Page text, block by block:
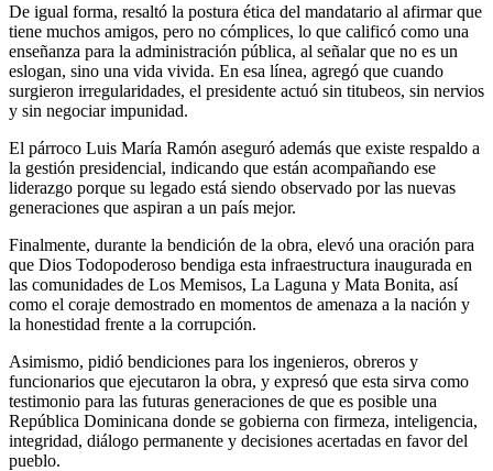
De igual forma, resaltó la postura ética del mandatario al afirmar que
tiene muchos amigos, pero no cómplices, lo que calificó como una
enseñanza para la administración pública, al señalar que no es un
eslogan, sino una vida vivida. En esa línea, agregó que cuando
surgieron irregularidades, el presidente actuó sin titubeos, sin nervios
y sin negociar impunidad.
El párroco Luis María Ramón aseguró además que existe respaldo a
la gestión presidencial, indicando que están acompañando ese
liderazgo porque su legado está siendo observado por las nuevas
generaciones que aspiran a un país mejor.
Finalmente, durante la bendición de la obra, elevó una oración para
que Dios Todopoderoso bendiga esta infraestructura inaugurada en
las comunidades de Los Memisos, La Laguna y Mata Bonita, así
como el coraje demostrado en momentos de amenaza a la nación y
la honestidad frente a la corrupción.
Asimismo, pidió bendiciones para los ingenieros, obreros y
funcionarios que ejecutaron la obra, y expresó que esta sirva como
testimonio para las futuras generaciones de que es posible una
República Dominicana donde se gobierna con firmeza, inteligencia,
integridad, diálogo permanente y decisiones acertadas en favor del
pueblo.